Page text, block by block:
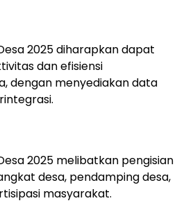
2025 diharapkan dapat
dan efisiensi
dengan menyediakan data
2025 melibatkan pengisian
desa, pendamping desa,
masyarakat.